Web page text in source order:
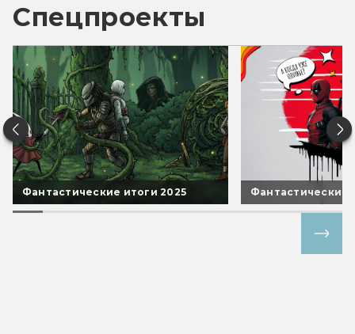
Спецпроекты
Фантастические итоги 2025 Фантастические